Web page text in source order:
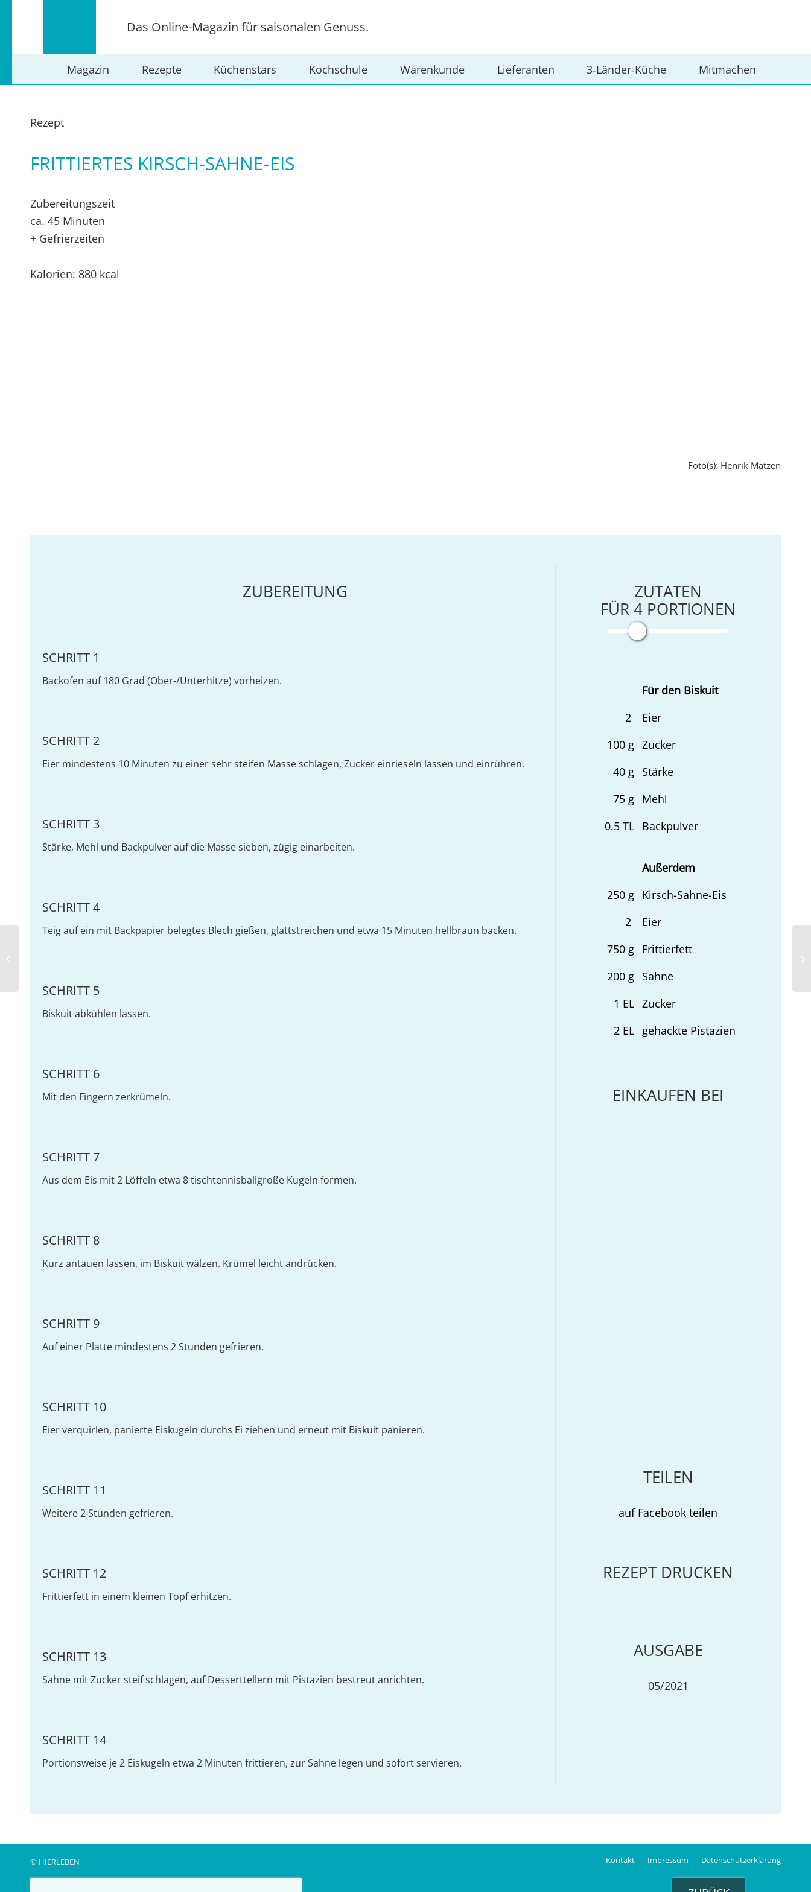
Das Online-Magazin für saisonalen Genuss.
Magazin Rezepte Küchenstars Kochschule Warenkunde Lieferanten 3‑Länder‑Küche Mitmachen
Rezept
FRITTIERTES KIRSCH-SAHNE-EIS
Foto(s): Henrik Matzen
Zubereitungszeit
ca. 45 Minuten
+ Gefrierzeiten
Kalorien: 880 kcal
ZUBEREITUNG
SCHRITT 1
Backofen auf 180 Grad (Ober-/Unterhitze) vorheizen.
SCHRITT 2
Eier mindestens 10 Minuten zu einer sehr steifen Masse schlagen, Zucker einrieseln lassen und einrühren.
SCHRITT 3
Stärke, Mehl und Backpulver auf die Masse sieben, zügig einarbeiten.
SCHRITT 4
Teig auf ein mit Backpapier belegtes Blech gießen, glattstreichen und etwa 15 Minuten hellbraun backen.
SCHRITT 5
Biskuit abkühlen lassen.
SCHRITT 6
Mit den Fingern zerkrümeln.
SCHRITT 7
Aus dem Eis mit 2 Löffeln etwa 8 tischtennisballgroße Kugeln formen.
SCHRITT 8
Kurz antauen lassen, im Biskuit wälzen. Krümel leicht andrücken.
SCHRITT 9
Auf einer Platte mindestens 2 Stunden gefrieren.
SCHRITT 10
Eier verquirlen, panierte Eiskugeln durchs Ei ziehen und erneut mit Biskuit panieren.
SCHRITT 11
Weitere 2 Stunden gefrieren.
SCHRITT 12
Frittierfett in einem kleinen Topf erhitzen.
SCHRITT 13
Sahne mit Zucker steif schlagen, auf Desserttellern mit Pistazien bestreut anrichten.
SCHRITT 14
Portionsweise je 2 Eiskugeln etwa 2 Minuten frittieren, zur Sahne legen und sofort servieren.
ZUTATEN
FÜR4 PORTIONEN
Für den Biskuit
2
Eier
100g Zucker
40g Stärke
75g Mehl
0.5TL Backpulver
Außerdem
250g Kirsch-Sahne-Eis
2
Eier
750g Frittierfett
200g Sahne
1 EL Zucker
2EL gehackte Pistazien
EINKAUFEN BEI
TEILEN
auf Facebook teilen
REZEPT DRUCKEN
AUSGABE
05/2021
© HIERLEBEN Kontakt Impressum Datenschutzerklärung